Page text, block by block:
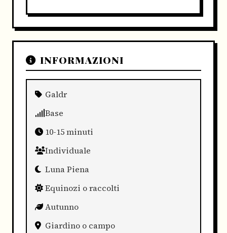
INFORMAZIONI
Galdr
Base
10-15 minuti
Individuale
Luna Piena
Equinozi o raccolti
Autunno
Giardino o campo